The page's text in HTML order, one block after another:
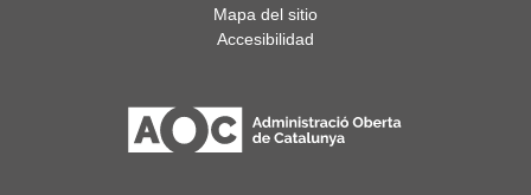
Mapa del sitio
Accesibilidad